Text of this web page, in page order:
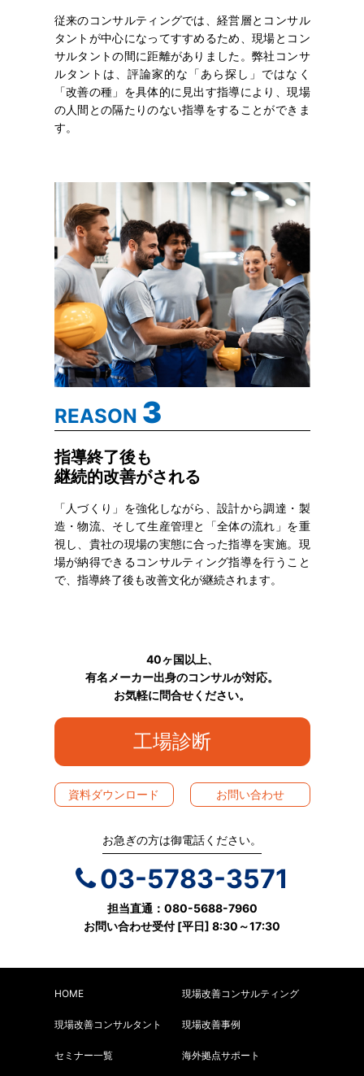
従来のコンサルティングでは、経営層とコンサル
タントが中心になってすすめるため、現場とコン
サルタントの間に距離がありました。弊社コンサ
ルタントは、評論家的な「あら探し」ではなく
「改善の種」を具体的に見出す指導により、現場
の人間との隔たりのない指導をすることができま
す。
REASON 3
指導終了後も
継続的改善がされる
「人づくり」を強化しながら、設計から調達・製
造・物流、そして生産管理と「全体の流れ」を重
視し、貴社の現場の実態に合った指導を実施。現
場が納得できるコンサルティング指導を行うこと
で、指導終了後も改善文化が継続されます。
40ヶ国以上、
有名メーカー出身のコンサルが対応。
お気軽に問合せください。
工場診断
資料ダウンロード お問い合わせ
お急ぎの方は御電話ください。
03-5783-3571
担当直通：080-5688-7960
お問い合わせ受付 [平日] 8:30～17:30
HOME 現場改善コンサルティング
現場改善コンサルタント 現場改善事例
セミナー一覧 海外拠点サポート